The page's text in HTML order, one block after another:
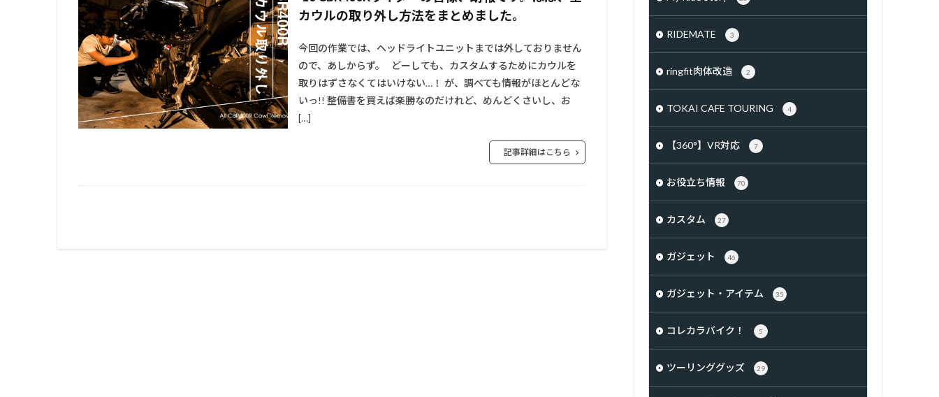
カウルの取り外し方法をまとめました。
今回の作業では、ヘッドライトユニットまでは外しておりません
ので、あしからず。 どーしても、カスタムするためにカウルを
取りはずさなくてはいけない…！ が、調べても情報がほとんどな
いっ!! 整備書を買えば楽勝なのだけれど、めんどくさいし、お
[…]
記事詳細はこちら
RIDEMATE 3
ringfit肉体改造 2
TOKAI CAFE TOURING 4
【360°】VR対応 7
お役立ち情報 70
カスタム 27
ガジェット 46
ガジェット・アイテム 35
コレカラバイク！ 5
ツーリンググッズ 29